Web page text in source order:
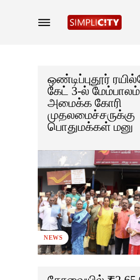
ஒண்டிப்புதூர்
கேட் 3-ல் மேம்பாலம்
அமைக்க கோரி
முதலமைச்சருக்கு
பொதுமக்கள் மனு
NEWS